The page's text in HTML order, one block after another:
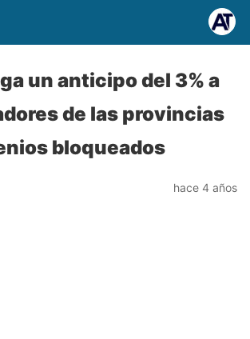
un anticipo del 3% a
de las provincias
bloqueados
hace 4 años